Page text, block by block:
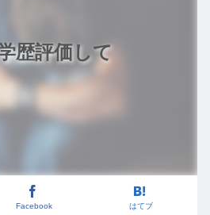
歴評価して
Facebook はてブ